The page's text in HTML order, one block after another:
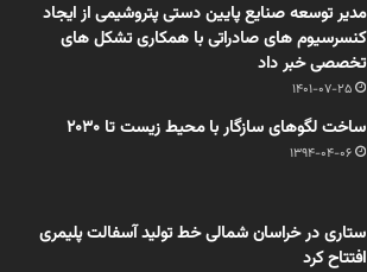
مدیر توسعه صنایع پایین دستی پتروشیمی از ایجاد
کنسرسیوم های صادراتی با همکاری تشکل های
تخصصی خبر داد
1401-07-25
ساخت لگوهای سازگار با محیط زیست تا 2030
1394-04-06
ستاری در خراسان شمالی خط تولید آسفالت پلیمری
افتتاح کرد